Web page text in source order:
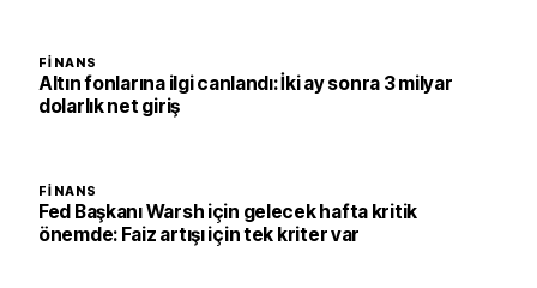
FINANS
Altın fonlarına ilgi canlandı: İki ay sonra 3 milyar
dolarlık net giriş
FINANS
Fed Başkanı Warsh için gelecek hafta kritik
önemde: Faiz artışı için tek kriter var